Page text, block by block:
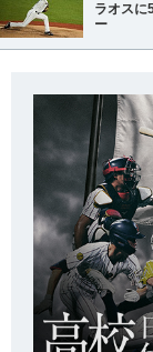
ラオスに
ー